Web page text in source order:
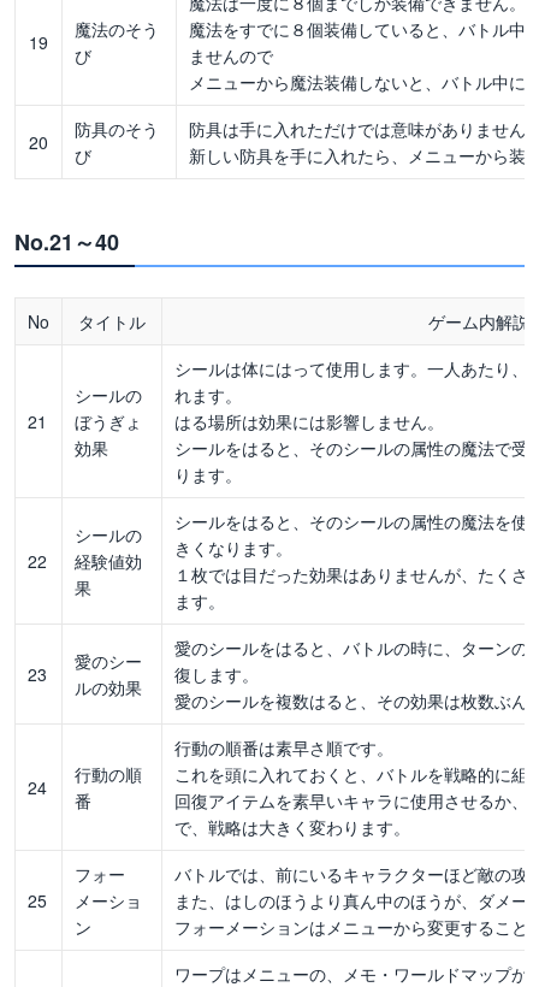
19
魔法のそう
び
魔法をすでに８個装備していると、バトル中
ませんので
メニューから魔法装備しないと、バトル中に
20
防具のそう
び
防具は手に入れただけでは意味がありません
新しい防具を手に入れたら、メニューから装
No.21～40
No タイトル ゲーム内解説
21
シールの
ぼうぎょ
効果
シールは体にはって使用します。一人あたり、
れます。
はる場所は効果には影響しません。
シールをはると、そのシールの属性の魔法で受
ります。
22
シールの
経験値効
果
シールをはると、そのシールの属性の魔法を使
きくなります。
１枚では目だった効果はありませんが、たく
ます。
23
愛のシー
ルの効果
愛のシールをはると、バトルの時に、ターンの
復します。
愛のシールを複数はると、その効果は枚数ぶん
24
行動の順
番
行動の順番は素早さ順です。
これを頭に入れておくと、バトルを戦略的に組
回復アイテムを素早いキャラに使用させるか、
で、戦略は大きく変わります。
25
フォー
メーショ
ン
バトルでは、前にいるキャラクターほど敵の攻
また、はしのほうより真ん中のほうが、ダメー
フォーメーションはメニューから変更すること
ワープはメニューの、メモ・ワールドマップか